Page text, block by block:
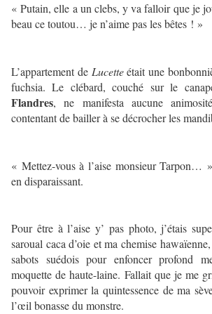
« Putain, elle a un clebs, y va falloir que je
beau ce toutou… je n’aime pas les bêtes ! »
L’appartement de Lucetteétait une
fuchsia. Le clébard, couché sur le
Flandres, ne manifesta aucune
contentant de bailler à se décrocher les
« Mettez-vous à l’aise monsieur Tarpon…
en disparaissant.
Pour être à l’aise y’ pas photo, j’étais
saroual caca d’oie et ma chemise
sabots suédois pour enfoncer profond
moquette de haute-laine. Fallait que je me
pouvoir exprimer la quintessence de ma
l’œil bonasse du monstre.